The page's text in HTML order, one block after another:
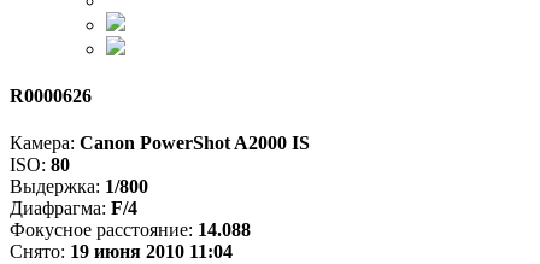
R0000626
Камера: Canon PowerShot A2000 IS
ISO: 80
Выдержка: 1/800
Диафрагма: F/4
Фокусное расстояние: 14.088
Снято: 19 июня 2010 11:04